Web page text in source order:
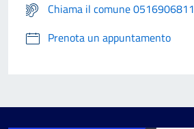
Chiama il comune 0516906811
Prenota un appuntamento